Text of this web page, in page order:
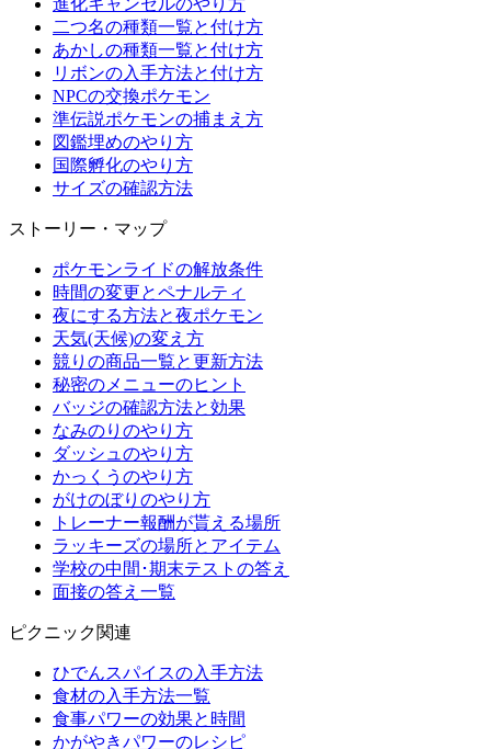
進化キャンセルのやり方
二つ名の種類一覧と付け方
あかしの種類一覧と付け方
リボンの入手方法と付け方
NPCの交換ポケモン
準伝説ポケモンの捕まえ方
図鑑埋めのやり方
国際孵化のやり方
サイズの確認方法
ストーリー・マップ
ポケモンライドの解放条件
時間の変更とペナルティ
夜にする方法と夜ポケモン
天気(天候)の変え方
競りの商品一覧と更新方法
秘密のメニューのヒント
バッジの確認方法と効果
なみのりのやり方
ダッシュのやり方
かっくうのやり方
がけのぼりのやり方
トレーナー報酬が貰える場所
ラッキーズの場所とアイテム
学校の中間･期末テストの答え
面接の答え一覧
ピクニック関連
ひでんスパイスの入手方法
食材の入手方法一覧
食事パワーの効果と時間
かがやきパワーのレシピ